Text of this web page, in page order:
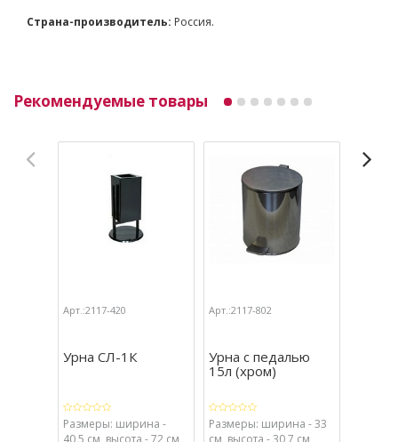
Страна-производитель: Россия.
Рекомендуемые товары
Арт.:2117-420
Урна СЛ-1К
Размеры: ширина -
40,5 см, высота - 72 см,
Арт.:2117-802
Урна с педалью
15л (хром)
Размеры: ширина - 33
см, высота - 30,7 см,